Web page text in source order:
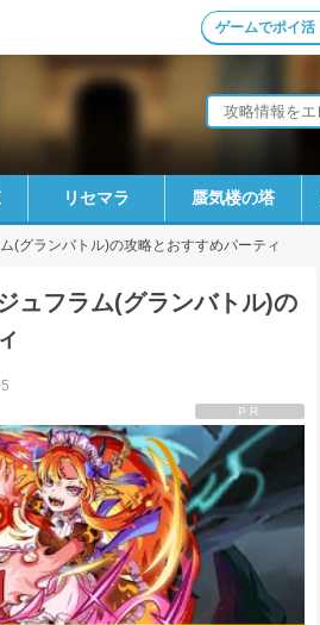
ゲームでポイ活
リセマラ 蜃気楼の塔
(グランバトル)の攻略とおすすめパーティ
ュフラム(グランバトル)の
PR